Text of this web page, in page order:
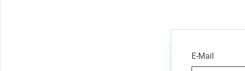
E-Mail